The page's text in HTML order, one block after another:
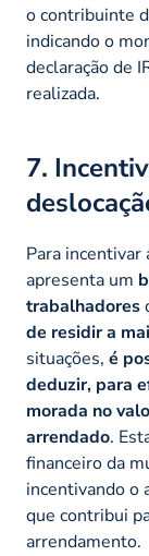
o contribuinte
indicando o
declaração de
realizada.
7.
Para incentivar
apresenta um
trabalhadores
de residir a
situações, é
deduzir, para
morada no
arrendado.
financeiro da
incentivando o
que contribui
arrendamento.